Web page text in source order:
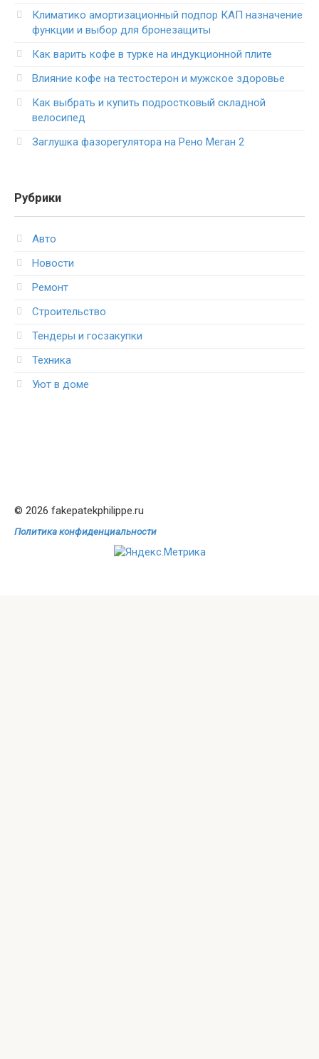
Климатико амортизационный подпор КАП назначение
функции и выбор для бронезащиты
Как варить кофе в турке на индукционной плите
Влияние кофе на тестостерон и мужское здоровье
Как выбрать и купить подростковый складной
велосипед
Заглушка фазорегулятора на Рено Меган 2
Рубрики
Авто
Новости
Ремонт
Строительство
Тендеры и госзакупки
Техника
Уют в доме
© 2026 fakepatekphilippe.ru
Политика конфиденциальности